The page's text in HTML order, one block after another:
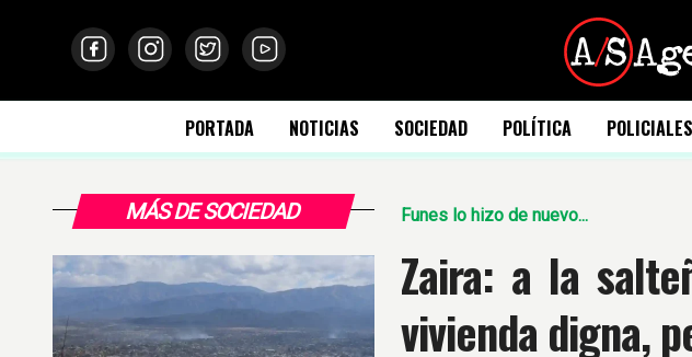
PORTADA NOTICIAS SOCIEDAD POLÍTICA POLICIALES
MÁS DE SOCIEDAD Funes lo hizo de nuevo...
Zaira: a la
vivienda digna,